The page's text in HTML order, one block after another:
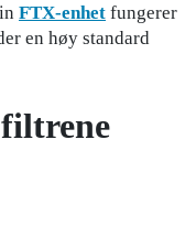
FTX-enhet fungerer
en høy standard